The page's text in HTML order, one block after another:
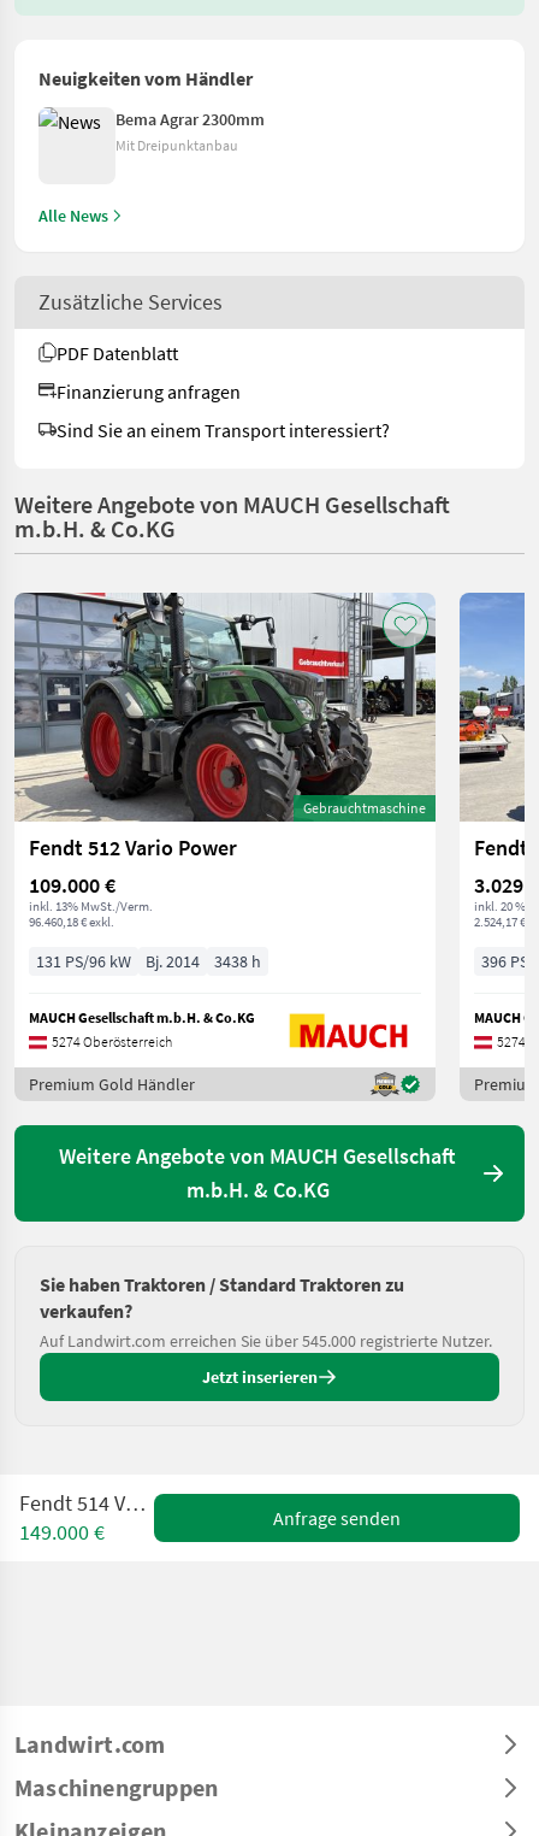
Neuigkeiten vom Händler
Bema Agrar 2300mm
Mit Dreipunktanbau
Alle News
Zusätzliche Services
PDF Datenblatt
Finanzierung anfragen
Sind Sie an einem Transport interessiert?
Weitere Angebote von MAUCH Gesellschaft
m.b.H. & Co.KG
Gebrauchtmaschine
Fendt 512 Vario Power
109.000 €
inkl. 13% MwSt./Verm.
96.460,18 € exkl.
131 PS/96 kW Bj. 2014 3438 h
MAUCH Gesellschaft m.b.H. & Co.KG
5274 Oberösterreich
Premium Gold Händler
Fendt
3.029 €
inkl. 20 %
2.524,17 €
396 PS/
MAUCH
5274
Weitere Angebote von MAUCH Gesellschaft
m.b.H. & Co.KG
Sie haben Traktoren / Standard Traktoren zu
verkaufen?
Auf Landwirt.com erreichen Sie über 545.000 registrierte Nutzer.
Jetzt inserieren
Fendt 514 Vario Profi
149.000 €
Anfrage senden
Landwirt.com
Maschinengruppen